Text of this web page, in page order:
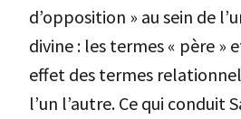
d’opposition » au sein de
divine : les termes « père »
effet des termes
l’un l’autre. Ce qui conduit